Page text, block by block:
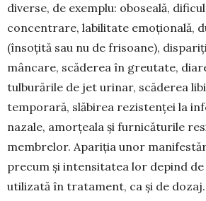
diverse, de exemplu: obo­seală,
concentrare, labilitate emo­țio­nală,
(însoțită sau nu de frisoa­ne),
mâncare, scăderea în greu­tate,
tulburările de jet urinar, scăderea
temporară, slăbirea rezistenței la
nazale, amorțeala și furnicăturile
membrelor. Apa­riția unor
precum și inten­sitatea lor depind
utilizată în tratament, ca și de